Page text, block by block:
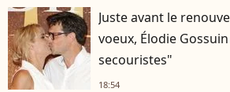
Juste avant le
voeux, Élodie
secouristes"
18:54